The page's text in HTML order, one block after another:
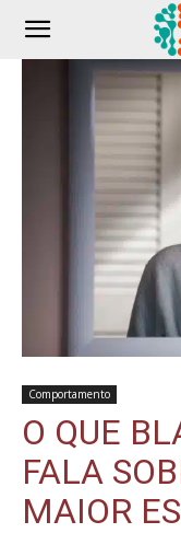
Comportamento
O QUE
FALA
MAIOR